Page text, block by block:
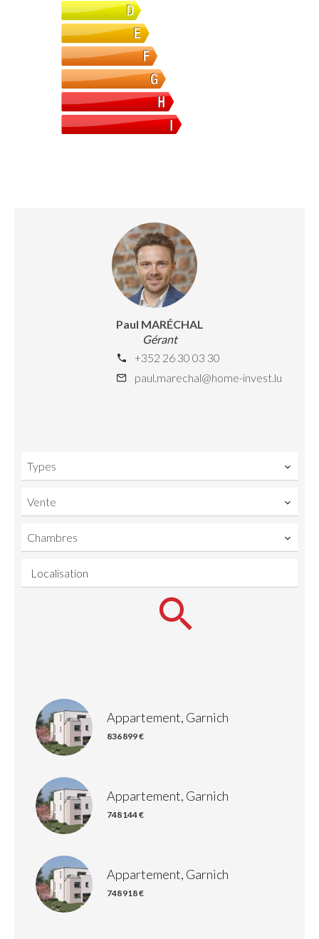
Paul MARÉCHAL
Gérant
+352 26 30 03 30
paul.marechal@home-invest.lu
Types
Vente
Chambres
Localisation
Appartement, Garnich
836 899 €
Appartement, Garnich
748 144 €
Appartement, Garnich
748 918 €